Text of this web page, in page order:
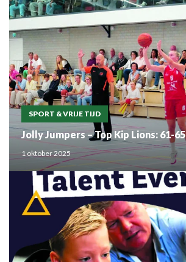
SPORT & VRIJE TIJD
Jolly Jumpers – Top Kip Lions: 61-65
1 oktober 2025